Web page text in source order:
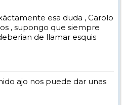
esa duda , Carolo
, supongo que siempre
de llamar esquis
ajo nos puede dar unas